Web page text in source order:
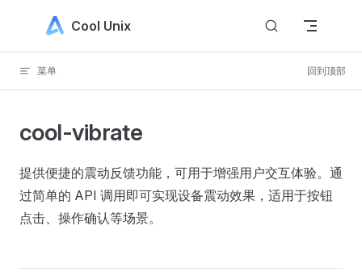
Skip to contentCool Unix
菜单 回到顶部
cool-vibrate
提供便捷的震动反馈功能，可用于增强用户交互体验。通
过简单的 API 调用即可实现设备震动效果，适用于按钮
点击、操作确认等场景。